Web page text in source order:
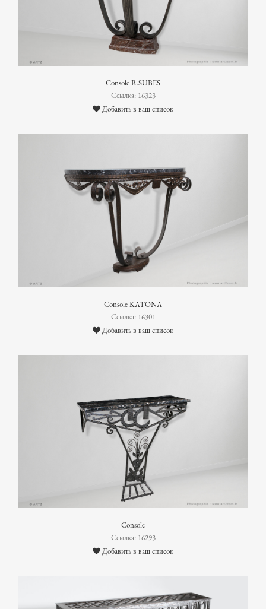
Console R.SUBES
Ссылка: 16323
Добавить в ваш список
Console KATONA
Ссылка: 16301
Добавить в ваш список
Console
Ссылка: 16293
Добавить в ваш список